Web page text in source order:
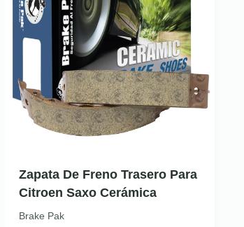
Zapata De Freno Trasero Para
Citroen Saxo Cerámica
Brake Pak